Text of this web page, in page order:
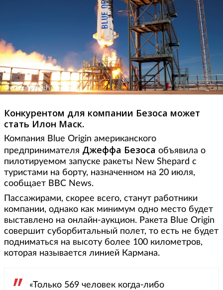
Фото: Vysteh
Конкурентом для компании Безоса может
стать Илон Маск.
Компания Blue Origin американского
предпринимателя Джеффа Безоса объявила о
пилотируемом запуске ракеты New Shepard с
туристами на борту, назначенном на 20 июля,
сообщает BBC News.
Пассажирами, скорее всего, станут работники
компании, однако как минимум одно место будет
выставлено на онлайн-аукцион. Ракета Blue Origin
совершит суборбитальный полет, то есть не будет
подниматься на высоту более 100 километров,
которая называется линией Кармана.
«Только 569 человек когда-либо